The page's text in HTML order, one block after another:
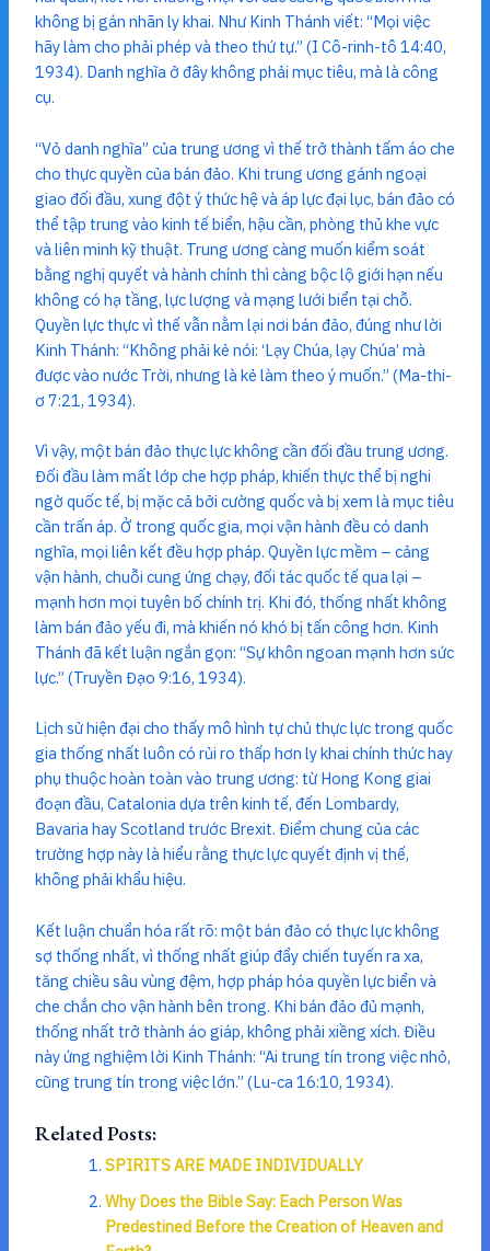
không bị gán nhãn ly khai. Như Kinh Thánh viết: “Mọi việc
hãy làm cho phải phép và theo thứ tự.” (I Cô-rinh-tô 14:40,
1934). Danh nghĩa ở đây không phải mục tiêu, mà là công
cụ.
“Vỏ danh nghĩa” của trung ương vì thế trở thành tấm áo che
cho thực quyền của bán đảo. Khi trung ương gánh ngoại
giao đối đầu, xung đột ý thức hệ và áp lực đại lục, bán đảo có
thể tập trung vào kinh tế biển, hậu cần, phòng thủ khe vực
và liên minh kỹ thuật. Trung ương càng muốn kiểm soát
bằng nghị quyết và hành chính thì càng bộc lộ giới hạn nếu
không có hạ tầng, lực lượng và mạng lưới biển tại chỗ.
Quyền lực thực vì thế vẫn nằm lại nơi bán đảo, đúng như lời
Kinh Thánh: “Không phải kẻ nói: ‘Lạy Chúa, lạy Chúa’ mà
được vào nước Trời, nhưng là kẻ làm theo ý muốn.” (Ma-thi-
ơ 7:21, 1934).
Vì vậy, một bán đảo thực lực không cần đối đầu trung ương.
Đối đầu làm mất lớp che hợp pháp, khiến thực thể bị nghi
ngờ quốc tế, bị mặc cả bởi cường quốc và bị xem là mục tiêu
cần trấn áp. Ở trong quốc gia, mọi vận hành đều có danh
nghĩa, mọi liên kết đều hợp pháp. Quyền lực mềm – cảng
vận hành, chuỗi cung ứng chạy, đối tác quốc tế qua lại –
mạnh hơn mọi tuyên bố chính trị. Khi đó, thống nhất không
làm bán đảo yếu đi, mà khiến nó khó bị tấn công hơn. Kinh
Thánh đã kết luận ngắn gọn: “Sự khôn ngoan mạnh hơn sức
lực.” (Truyền Đạo 9:16, 1934).
Lịch sử hiện đại cho thấy mô hình tự chủ thực lực trong quốc
gia thống nhất luôn có rủi ro thấp hơn ly khai chính thức hay
phụ thuộc hoàn toàn vào trung ương: từ Hong Kong giai
đoạn đầu, Catalonia dựa trên kinh tế, đến Lombardy,
Bavaria hay Scotland trước Brexit. Điểm chung của các
trường hợp này là hiểu rằng thực lực quyết định vị thế,
không phải khẩu hiệu.
Kết luận chuẩn hóa rất rõ: một bán đảo có thực lực không
sợ thống nhất, vì thống nhất giúp đẩy chiến tuyến ra xa,
tăng chiều sâu vùng đệm, hợp pháp hóa quyền lực biển và
che chắn cho vận hành bên trong. Khi bán đảo đủ mạnh,
thống nhất trở thành áo giáp, không phải xiềng xích. Điều
này ứng nghiệm lời Kinh Thánh: “Ai trung tín trong việc nhỏ,
cũng trung tín trong việc lớn.” (Lu-ca 16:10, 1934).
Related Posts:
SPIRITS ARE MADE INDIVIDUALLY
Why Does the Bible Say: Each Person Was
Predestined Before the Creation of Heaven and